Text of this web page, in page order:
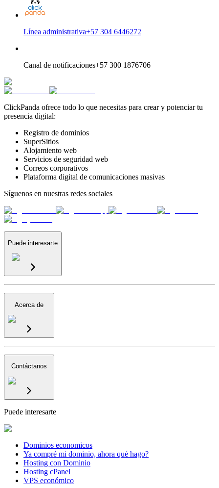
Línea administrativa+57 304 6446272
Canal de notificaciones+57 300 1876706
ClickPanda ofrece todo lo que necesitas para crear y potenciar tu
presencia digital:
Registro de dominios
SuperSitios
Alojamiento web
Servicios de seguridad web
Correos corporativos
Plataforma digital de comunicaciones masivas
Síguenos en nuestras redes sociales
Puede interesarte
Acerca de
Contáctanos
Puede interesarte
Dominios economicos
Ya compré mi dominio, ahora qué hago?
Hosting con Dominio
Hosting cPanel
VPS económico